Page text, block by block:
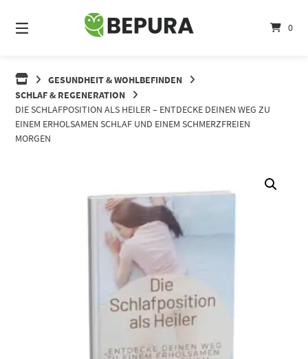
zum
Inhalt
0
GESUNDHEIT & WOHLBEFINDEN
SCHLAF & REGENERATION
DIE SCHLAFPOSITION ALS HEILER – ENTDECKE DEINEN WEG ZU
EINEM ERHOLSAMEN SCHLAF UND EINEM SCHMERZFREIEN
MORGEN